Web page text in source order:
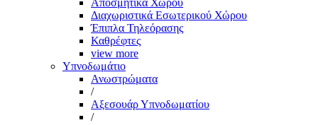
Αποσμητικά Χώρου
Διαχωριστικά Εσωτερικού Χώρου
Έπιπλα Τηλεόρασης
Καθρέφτες
view more
Υπνοδωμάτιο
Ανωστρώματα
/
Αξεσουάρ Υπνοδωματίου
/